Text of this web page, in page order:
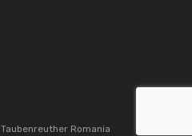
Taubenreuther Romania